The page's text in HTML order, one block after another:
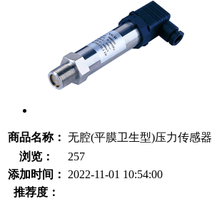
商品名称： 无腔(平膜卫生型)压力传感器
浏览：
257
添加时间：
2022-11-01 10:54:00
推荐度：